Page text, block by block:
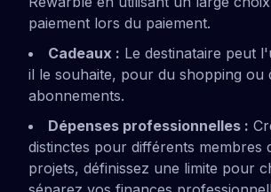
paiement lors du paiement.
Cadeaux : Le destinataire peut
il le souhaite, pour du shopping ou
abonnements.
Dépenses professionnelles :
distinctes pour différents membres
projets, définissez une limite pour